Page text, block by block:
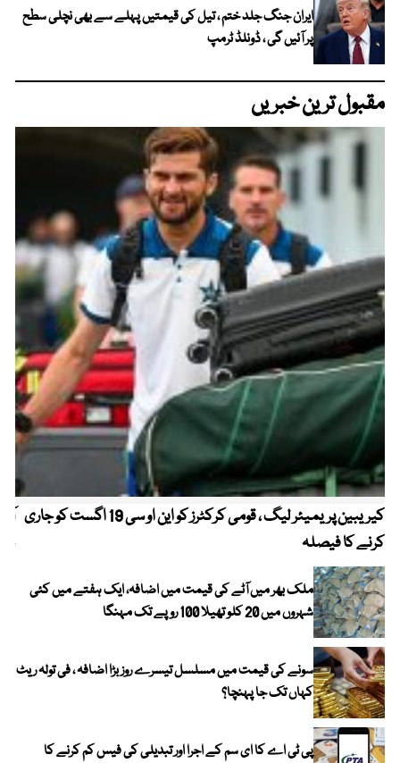
ایران جنگ جلد ختم ، تیل کی قیمتیں پہلے سے بھی نچلی سطح
پر آئیں گی ، ڈونلڈ ٹرمپ
مقبول ترین خبریں
کیریبین پریمیئر لیگ ، قومی کرکٹرز کو این او سی 19 اگست کو جاری
کرنے کا فیصلہ
ملک بھر میں آٹے کی قیمت میں اضافہ، ایک ہفتے میں کئی
شہروں میں 20 کلو تھیلا 100 روپے تک مہنگا
سونے کی قیمت میں مسلسل تیسرے روز بڑا اضافہ ، فی تولہ ریٹ
کہاں تک جا پہنچا؟
پی ٹی اے کا ای سم کے اجرا اور تبدیلی کی فیس کم کرنے کا